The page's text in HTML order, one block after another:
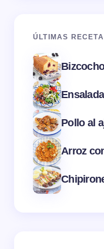
ÚLTIMAS
Pollo al
Arroz